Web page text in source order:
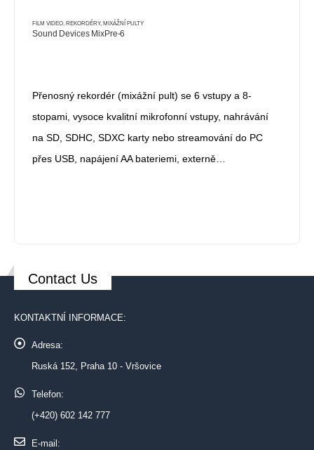
FILM VIDEO, REKORDÉRY, MIXÁŽNÍ PULTY
Sound Devices MixPre-6
Přenosný rekordér (mixážní pult) se 6 vstupy a 8-
stopami, vysoce kvalitní mikrofonní vstupy, nahrávání
na SD, SDHC, SDXC karty nebo streamování do PC
přes USB, napájení AA bateriemi, externě…
Contact Us
KONTAKTNÍ INFORMACE:
Adresa:
Ruská 152, Praha 10 - Vršovice
Telefon:
(+420) 602 142 777
E-mail: